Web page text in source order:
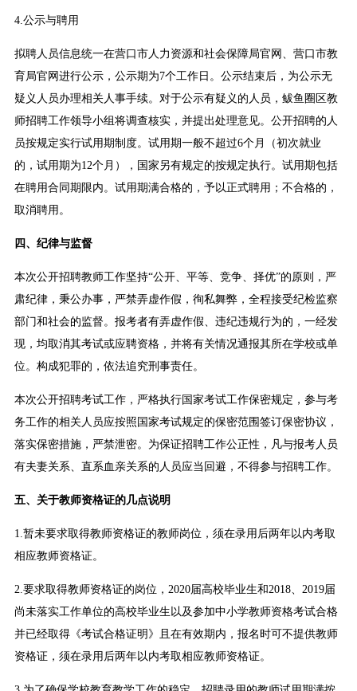
4.公示与聘用
拟聘人员信息统一在营口市人力资源和社会保障局官网、营口市教
育局官网进行公示，公示期为7个工作日。公示结束后，为公示无
疑义人员办理相关人事手续。对于公示有疑义的人员，鲅鱼圈区教
师招聘工作领导小组将调查核实，并提出处理意见。公开招聘的人
员按规定实行试用期制度。试用期一般不超过6个月（初次就业
的，试用期为12个月），国家另有规定的按规定执行。试用期包括
在聘用合同期限内。试用期满合格的，予以正式聘用；不合格的，
取消聘用。
四、纪律与监督
本次公开招聘教师工作坚持“公开、平等、竞争、择优”的原则，严
肃纪律，秉公办事，严禁弄虚作假，徇私舞弊，全程接受纪检监察
部门和社会的监督。报考者有弄虚作假、违纪违规行为的，一经发
现，均取消其考试或应聘资格，并将有关情况通报其所在学校或单
位。构成犯罪的，依法追究刑事责任。
本次公开招聘考试工作，严格执行国家考试工作保密规定，参与考
务工作的相关人员应按照国家考试规定的保密范围签订保密协议，
落实保密措施，严禁泄密。为保证招聘工作公正性，凡与报考人员
有夫妻关系、直系血亲关系的人员应当回避，不得参与招聘工作。
五、关于教师资格证的几点说明
1.暂未要求取得教师资格证的教师岗位，须在录用后两年以内考取
相应教师资格证。
2.要求取得教师资格证的岗位，2020届高校毕业生和2018、2019届
尚未落实工作单位的高校毕业生以及参加中小学教师资格考试合格
并已经取得《考试合格证明》且在有效期内，报名时可不提供教师
资格证，须在录用后两年以内考取相应教师资格证。